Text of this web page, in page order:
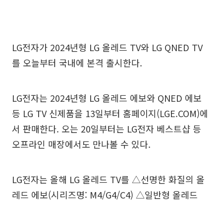
LG전자가 2024년형 LG 올레드 TV와 LG QNED TV
를 오늘부터 국내에 본격 출시한다.
LG전자는 2024년형 LG 올레드 에보와 QNED 에보
등 LG TV 신제품을 13일부터 홈페이지(LGE.COM)에
서 판매한다. 오는 20일부터는 LG전자 베스트샵 등
오프라인 매장에서도 만나볼 수 있다.
LG전자는 올해 LG 올레드 TV를 △선명한 화질의 올
레드 에보(시리즈명: M4/G4/C4) △일반형 올레드